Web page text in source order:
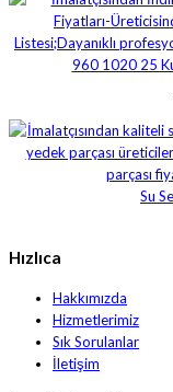
Su
Hızlıca
Hakkımızda
Hizmetlerimiz
Sık Sorulanlar
İletişim